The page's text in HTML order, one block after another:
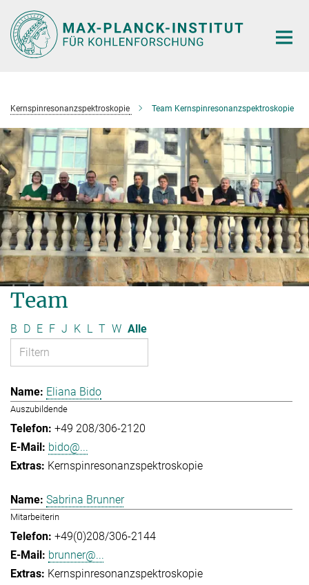
Hauptinhalt
Kernspinresonanzspektroskopie Team Kernspinresonanzspektroskopie
Team
B D E F J K L T W Alle
Eliana Bido
Auszubildende
+49 208/306-2120
bido@...
Kernspinresonanzspektroskopie
Sabrina Brunner
Mitarbeiterin
+49(0)208/306-2144
brunner@...
Kernspinresonanzspektroskopie